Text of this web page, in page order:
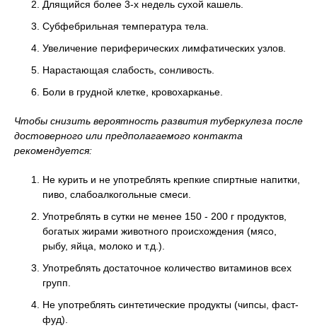
Длящийся более 3-х недель сухой кашель.
Субфебрильная температура тела.
Увеличение периферических лимфатических узлов.
Нарастающая слабость, сонливость.
Боли в грудной клетке, кровохарканье.
Чтобы снизить вероятность развития туберкулеза после
достоверного или предполагаемого контакта
рекомендуется:
Не курить и не употреблять крепкие спиртные напитки,
пиво, слабоалкогольные смеси.
Употреблять в сутки не менее 150 - 200 г продуктов,
богатых жирами животного происхождения (мясо,
рыбу, яйца, молоко и т.д.).
Употреблять достаточное количество витаминов всех
групп.
Не употреблять синтетические продукты (чипсы, фаст-
фуд).